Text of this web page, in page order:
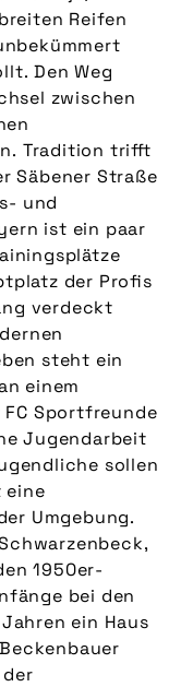
Reifen
Den Weg
zwischen
Tradition trifft
Säbener Straße
und
ist ein paar
der Profis
verdeckt
steht ein
einem
Sportfreunde
Jugendarbeit
sollen
eine
Umgebung.
1950er-
bei den
ein Haus